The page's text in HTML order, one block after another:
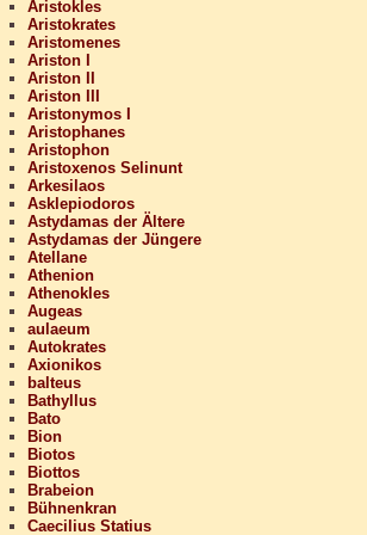
Aristokles
Aristokrates
Aristomenes
Ariston I
Ariston II
Ariston III
Aristonymos I
Aristophanes
Aristophon
Aristoxenos Selinunt
Arkesilaos
Asklepiodoros
Astydamas der Ältere
Astydamas der Jüngere
Atellane
Athenion
Athenokles
Augeas
aulaeum
Autokrates
Axionikos
balteus
Bathyllus
Bato
Bion
Biotos
Biottos
Brabeion
Bühnenkran
Caecilius Statius